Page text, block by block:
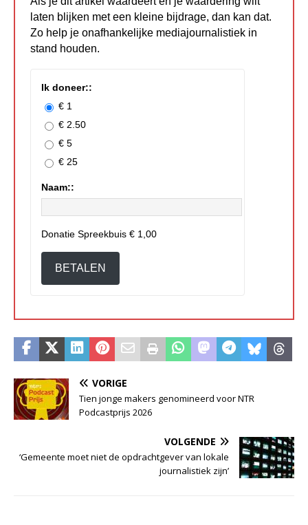
laten blijken met een kleine bijdrage, dan kan dat.
Zo help je onafhankelijke mediajournalistiek in
stand houden.
Ik doneer::
€ 1
€ 2.50
€ 5
€ 25
Naam::
Donatie Spreekbuis € 1,00
BETALEN
VORIGE
Tien jonge makers genomineerd voor NTR
Podcastprijs 2026
VOLGENDE
‘Gemeente moet niet de opdrachtgever van lokale
journalistiek zijn’